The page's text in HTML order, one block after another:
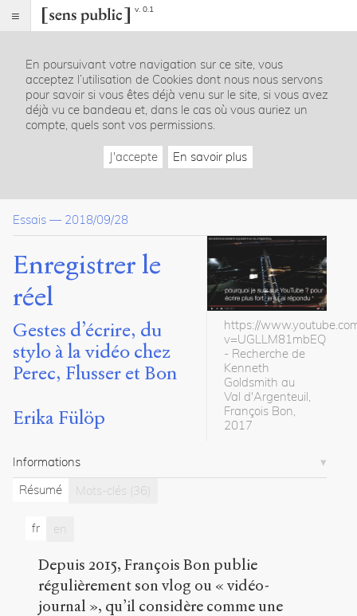
v. 0.1
Index
Article
Table
des
La photographie numérique
III. L’écrire vidéo, avec François Bon
Après la vidéo 2D ?
Conclusion : Littérature, écriture, geste d’écrire et geste
Bibliographie
Notes
Citations
Citer /
Exporter
Fülöp,
Enregistrer
réel,
Gestes
du
stylo
En poursuivant votre navigation sur ce site, vous
acceptez l’utilisation de Cookies dont nous nous servons
pour savoir si vous êtes déjà venu sur le site, si vous avez
déjà vu ce bandeau et, dans le cas où vous auriez un
compte, quels sont vos permissions.
J'accepte En savoir plus
Essais — 2018/09/28
Enregistrer le
réel
Gestes d’écrire, du
stylo à la vidéo chez
Perec, Flusser et Bon
Erika Fülöp
https://
v=UGLLM81mbEQ
- Recherche de
Kenneth
Goldsmith au
Val d'Argenteuil,
François Bon,
2017
Informations
Résumé
Mots-clés (36)
fr en
Depuis 2015, François Bon publie
régulièrement son vlog ou « vidéo-
journal », qu’il considère comme une